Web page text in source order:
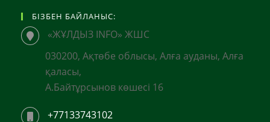
БІЗБЕН БАЙЛАНЫС:
«ЖҰЛДЫЗ INFO» ЖШС
030200, Ақтөбе облысы, Алға ауданы, Алға
қаласы,
А.Байтұрсынов көшесі 16
+77133743102